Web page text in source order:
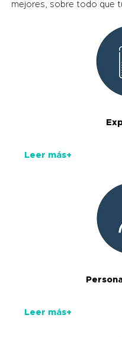
mejores, sobre todo que
Leer más+
Leer más+